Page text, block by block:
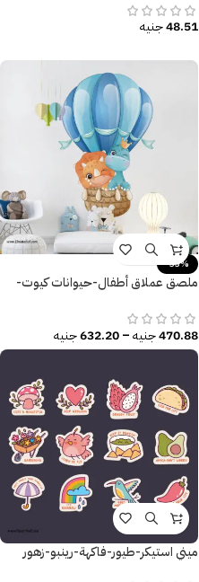
48.51جنيه
-33%
ملصق عملاق أطفال-حيوانات كيوت-
470.88جنيه–
632.20جنيه
ميني استيكر-طيور-فاكهة-رينبو-زهور